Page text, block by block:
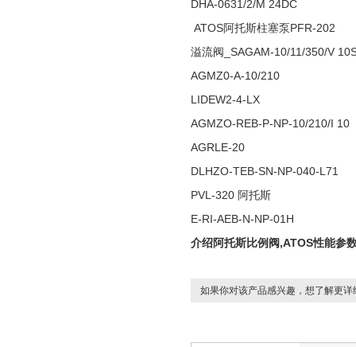
DHA-0631/2/M 24DC
ATOS阿托斯柱塞泵PFR-202
溢流阀_SAGAM-10/11/350/V
AGMZ0-A-10/210
LIDEW2-4-LX
AGMZO-REB-P-NP-10/210/I 10
AGRLE-20
DLHZO-TEB-SN-NP-040-L71
PVL-320 阿托斯
E-RI-AEB-N-NP-01H
介绍阿托斯比例阀,ATOS性能参
如果你对该产品感兴趣，想了解更详